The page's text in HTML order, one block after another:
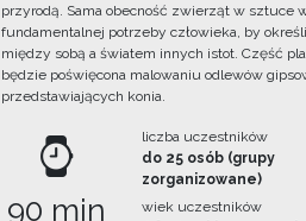
przyrodą. Sama obecność zwierząt w sztuce
fundamentalnej potrzeby człowieka, by
między sobą a światem innych istot. Część
będzie poświęcona malowaniu odlewów
przedstawiających konia.
90 min
liczba uczestników
do 25 osób (grupy
zorganizowane)
wiek uczestników